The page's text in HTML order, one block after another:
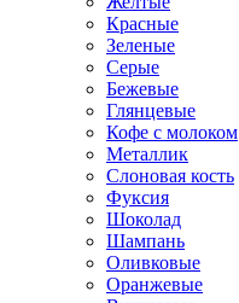
Красные
Зеленые
Серые
Бежевые
Глянцевые
Кофе с молоком
Металлик
Слоновая кость
Фуксия
Шоколад
Шампань
Оливковые
Оранжевые